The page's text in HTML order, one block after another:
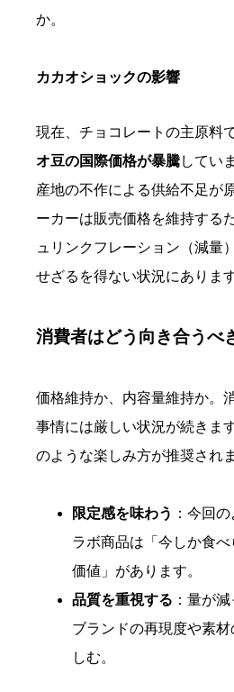
か。
カカオショックの影響
現在、チョコレートの主原料
オ豆の国際価格が暴騰してい
産地の不作による供給不足が
ーカーは販売価格を維持する
ュリンクフレーション（減量
せざるを得ない状況にあります
消費者はどう向き合うべ
価格維持か、内容量維持か。
事情には厳しい状況が続きま
のような楽しみ方が推奨されま
限定感を味わう ：今回
ラボ商品は「今しか食べ
価値」があります。
品質を重視する ：量が減
ブランドの再現度や素材
しむ。